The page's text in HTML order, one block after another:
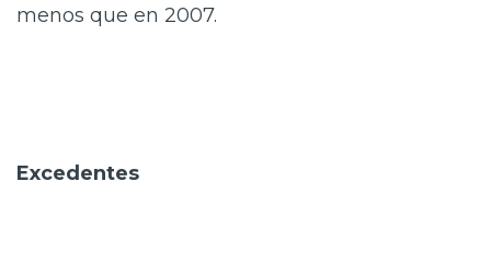
menos que en 2007.
Excedentes